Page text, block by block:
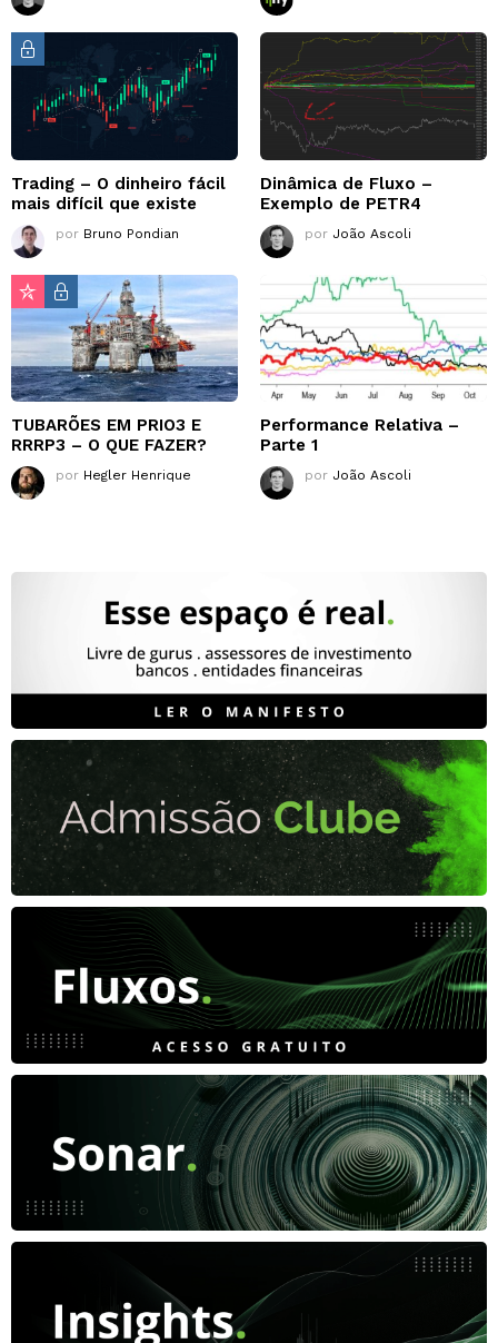
Trading – O dinheiro fácil
mais difícil que existe
por Bruno Pondian
Dinâmica de Fluxo –
Exemplo de PETR4
por João Ascoli
TUBARÕES EM PRIO3 E
RRRP3 – O QUE FAZER?
por Hegler Henrique
Performance Relativa –
Parte 1
por João Ascoli